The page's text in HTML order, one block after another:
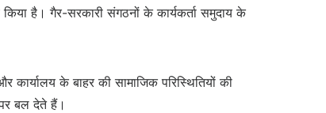
है। गैर-सरकारी संगठनों के कार्यकर्ता समुदाय के
के बाहर की सामाजिक परिस्थितियों की
बल देते हैं।